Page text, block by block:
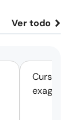
Ver todo
Cursos